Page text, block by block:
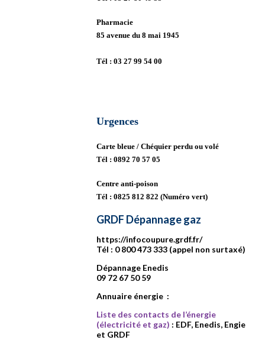
Pharmacie
85 avenue du 8 mai 1945
Tél : 03 27 99 54 00
Urgences
Carte bleue / Chéquier perdu ou volé
Tél : 0892 70 57 05
Centre anti-poison
Tél : 0825 812 822 (Numéro vert)
GRDF Dépannage gaz
https://infocoupure.grdf.fr/
Tél : 0 800 473 333 (appel non surtaxé)
Dépannage Enedis
09 72 67 50 59
Annuaire énergie :
Liste des contacts de l’énergie
(électricité et gaz) : EDF, Enedis, Engie
et GRDF